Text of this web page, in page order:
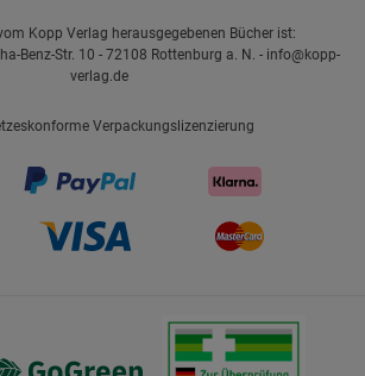
Kopp Verlag herausgegebenen Bücher ist:
Benz-Str. 10 - 72108 Rottenburg a. N. - info@kopp-
verlag.de
Verpackungslizenzierung